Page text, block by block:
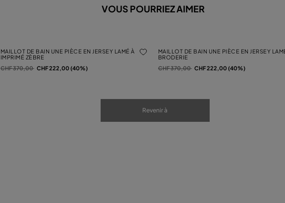
VOUS POURRIEZ AIMER
MAILLOT DE BAIN UNE PIÈCE EN JERSEY LAMÉ À
IMPRIMÉ ZÈBRE
Prix réduit de
CHF 370,00à CHF 222,00 (40%)
MAILLOT DE BAIN UNE PIÈCE EN JERSEY
BRODERIE
Prix réduit de
CHF 370,00à CHF 222,00 (40%)
Revenir à